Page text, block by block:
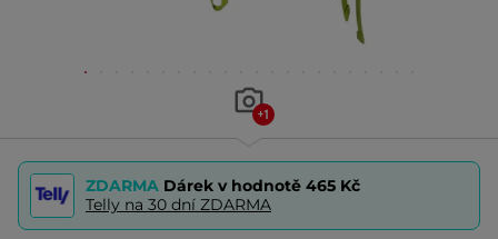
+1
ZDARMA Dárek v hodnotě 465 Kč
Telly na 30 dní ZDARMA